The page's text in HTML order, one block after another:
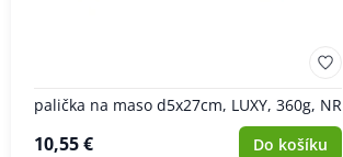
palička na maso d5x27cm, LUXY, 360g, NR
10,55 € Do košíku